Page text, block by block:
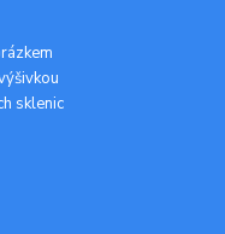
sklenic